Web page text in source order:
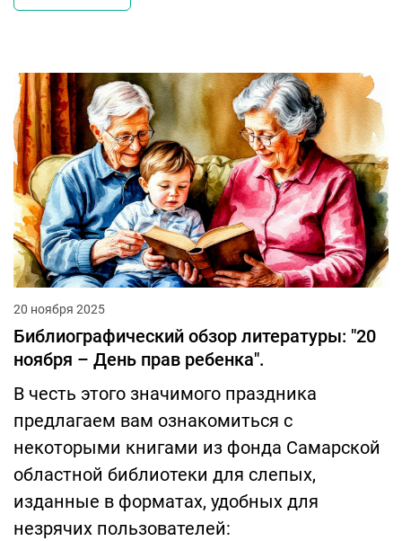
20 ноября 2025
Библиографический обзор литературы: "20
ноября – День прав ребенка".
В честь этого значимого праздника
предлагаем вам ознакомиться с
некоторыми книгами из фонда Самарской
областной библиотеки для слепых,
изданные в форматах, удобных для
незрячих пользователей: